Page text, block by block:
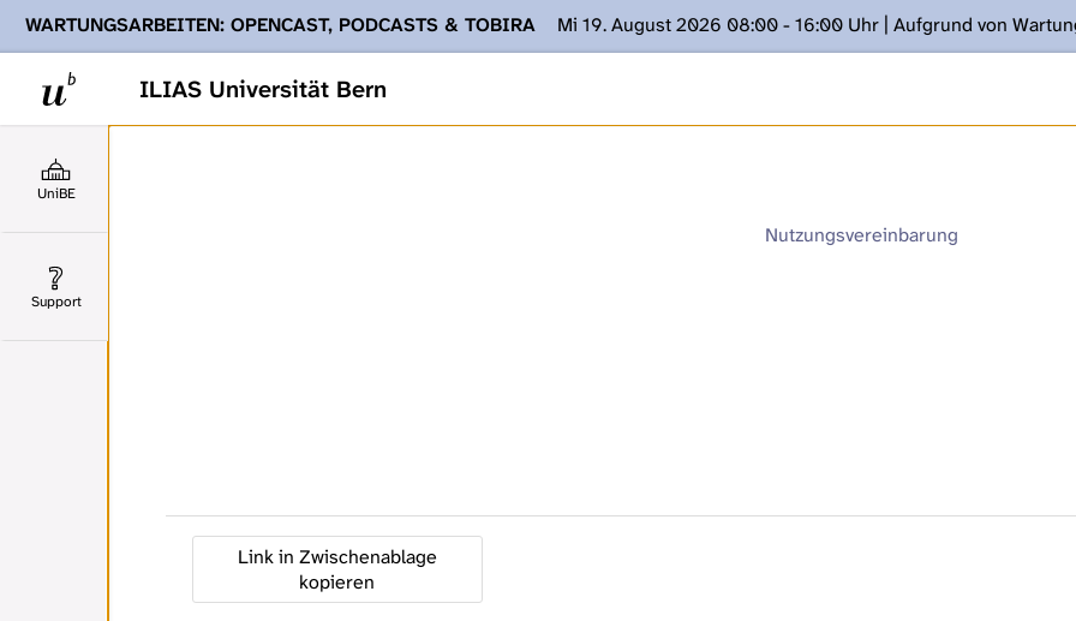
ILIAS Universität Bern
WARTUNGSARBEITEN: OPENCAST, PODCASTS & TOBIRA
Mi 19. August 2026 08:00 - 16:00 Uhr | Aufgrund von
Ihnen Podcasts, Opencast-Videos und Tobira nicht zur Verfügung stehen. Kontakt: www.podcast.unibe.ch
UniBE
Support
Nutzungsvereinbarung
Link in Zwischenablage
kopieren